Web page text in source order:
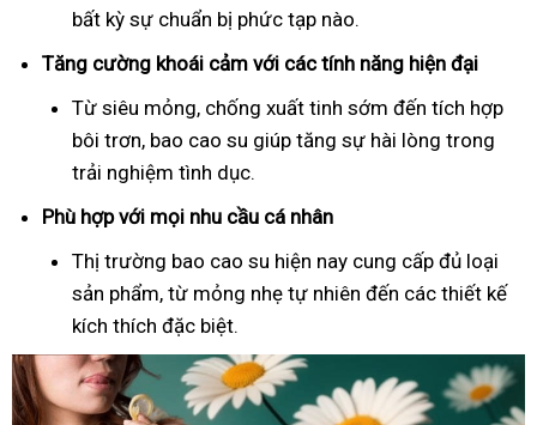
bất kỳ sự chuẩn bị phức tạp nào.
Tăng cường khoái cảm với các tính năng hiện đại
Từ siêu mỏng, chống xuất tinh sớm đến tích hợp
bôi trơn, bao cao su giúp tăng sự hài lòng trong
trải nghiệm tình dục.
Phù hợp với mọi nhu cầu cá nhân
Thị trường bao cao su hiện nay cung cấp đủ loại
sản phẩm, từ mỏng nhẹ tự nhiên đến các thiết kế
kích thích đặc biệt.